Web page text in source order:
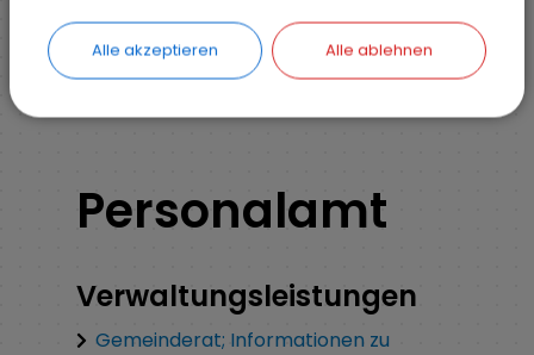
Erster Bürgermeister
Sekretariat
Personalamt
Verwaltungsleistungen
Gemeinderat; Informationen zu
Alle akzeptieren Alle ablehnen